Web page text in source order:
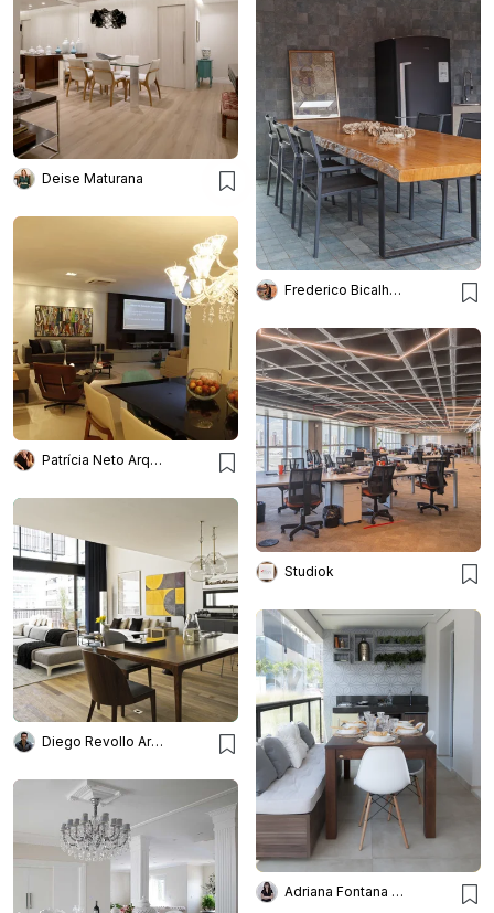
Deise Maturana
Frederico Bicalho Arquitetura
Patrícia Neto Arquitetura
Studiok
Diego Revollo Arquitetura
Adriana Fontana Design